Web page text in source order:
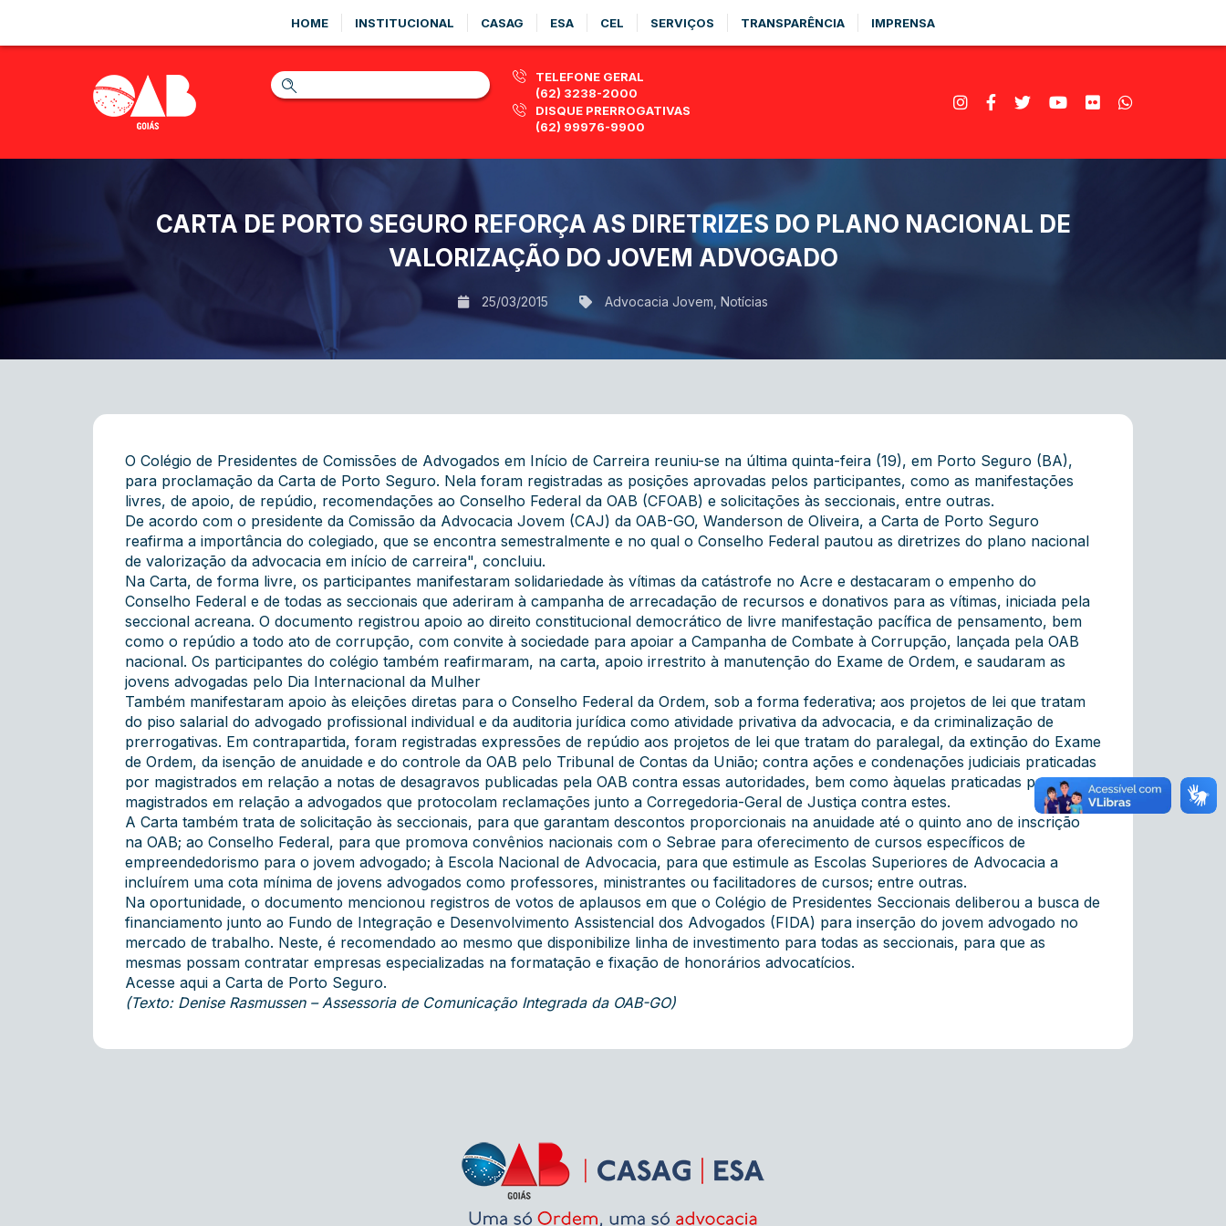
HOME INSTITUCIONAL CASAG ESA CEL SERVIÇOS TRANSPARÊNCIA IMPRENSA
TELEFONE GERAL
(62) 3238-2000
DISQUE PRERROGATIVAS
(62) 99976-9900
CARTA DE PORTO SEGURO REFORÇA AS DIRETRIZES DO PLANO NACIONAL DE
VALORIZAÇÃO DO JOVEM ADVOGADO
25/03/2015 Advocacia Jovem Notícias
O Colégio de Presidentes de Comissões de Advogados em Início de Carreira reuniu-se na última quinta-feira (19), em Porto Seguro (BA),
para proclamação da Carta de Porto Seguro. Nela foram registradas as posições aprovadas pelos participantes, como as manifestações
livres, de apoio, de repúdio, recomendações ao Conselho Federal da OAB (CFOAB) e solicitações às seccionais, entre outras.
De acordo com o presidente da Comissão da Advocacia Jovem (CAJ) da OAB-GO, Wanderson de Oliveira, a Carta de Porto Seguro
reafirma a importância do colegiado, que se encontra semestralmente e no qual o Conselho Federal pautou as diretrizes do plano nacional
de valorização da advocacia em início de carreira", concluiu.
Na Carta, de forma livre, os participantes manifestaram solidariedade às vítimas da catástrofe no Acre e destacaram o empenho do
Conselho Federal e de todas as seccionais que aderiram à campanha de arrecadação de recursos e donativos para as vítimas, iniciada pela
seccional acreana. O documento registrou apoio ao direito constitucional democrático de livre manifestação pacífica de pensamento, bem
como o repúdio a todo ato de corrupção, com convite à sociedade para apoiar a Campanha de Combate à Corrupção, lançada pela OAB
nacional. Os participantes do colégio também reafirmaram, na carta, apoio irrestrito à manutenção do Exame de Ordem, e saudaram as
jovens advogadas pelo Dia Internacional da Mulher
Também manifestaram apoio às eleições diretas para o Conselho Federal da Ordem, sob a forma federativa; aos projetos de lei que tratam
do piso salarial do advogado profissional individual e da auditoria jurídica como atividade privativa da advocacia, e da criminalização de
prerrogativas. Em contrapartida, foram registradas expressões de repúdio aos projetos de lei que tratam do paralegal, da extinção do Exame
de Ordem, da isenção de anuidade e do controle da OAB pelo Tribunal de Contas da União; contra ações e condenações judiciais praticadas
por magistrados em relação a notas de desagravos publicadas pela OAB contra essas autoridades, bem como àquelas praticadas por
magistrados em relação a advogados que protocolam reclamações junto a Corregedoria-Geral de Justiça contra estes.
A Carta também trata de solicitação às seccionais, para que garantam descontos proporcionais na anuidade até o quinto ano de inscrição
na OAB; ao Conselho Federal, para que promova convênios nacionais com o Sebrae para oferecimento de cursos específicos de
empreendedorismo para o jovem advogado; à Escola Nacional de Advocacia, para que estimule as Escolas Superiores de Advocacia a
incluírem uma cota mínima de jovens advogados como professores, ministrantes ou facilitadores de cursos; entre outras.
Na oportunidade, o documento mencionou registros de votos de aplausos em que o Colégio de Presidentes Seccionais deliberou a busca de
financiamento junto ao Fundo de Integração e Desenvolvimento Assistencial dos Advogados (FIDA) para inserção do jovem advogado no
mercado de trabalho. Neste, é recomendado ao mesmo que disponibilize linha de investimento para todas as seccionais, para que as
mesmas possam contratar empresas especializadas na formatação e fixação de honorários advocatícios.
Acesse aqui a Carta de Porto Seguro.
(Texto: Denise Rasmussen – Assessoria de Comunicação Integrada da OAB-GO)